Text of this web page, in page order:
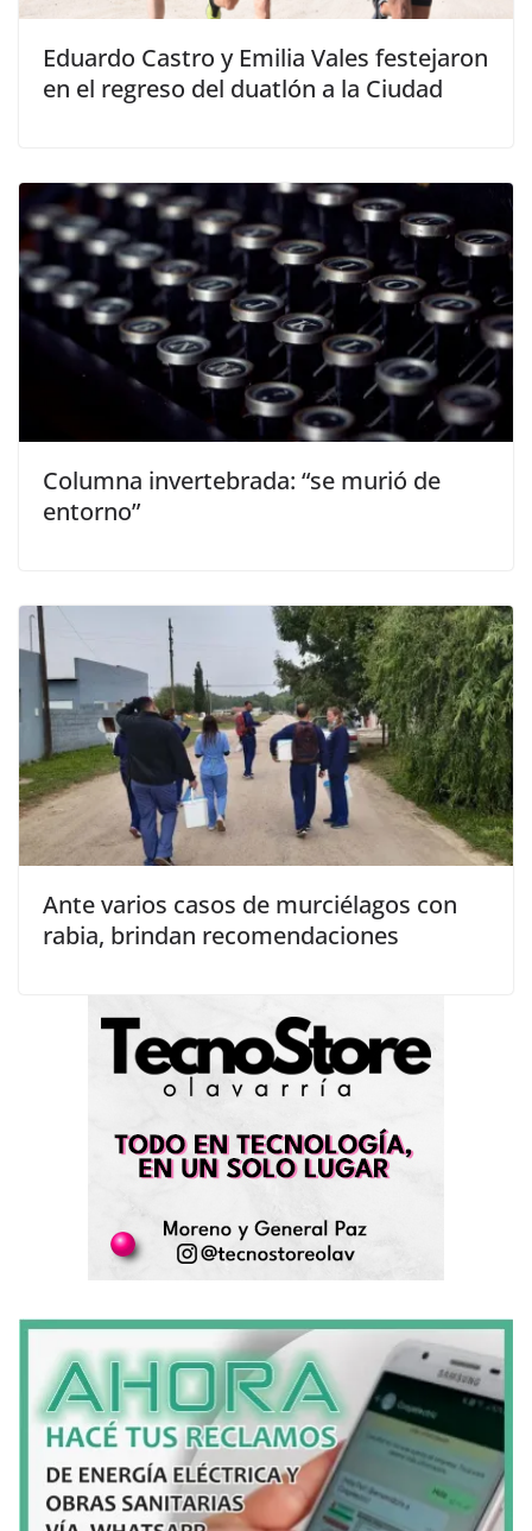
Eduardo Castro y Emilia Vales festejaron
en el regreso del duatlón a la Ciudad
Columna invertebrada: “se murió de
entorno”
Ante varios casos de murciélagos con
rabia, brindan recomendaciones